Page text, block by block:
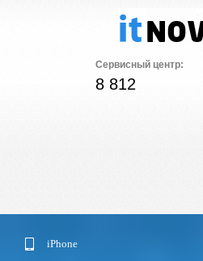
Сервисный центр:
8 812
iPhone